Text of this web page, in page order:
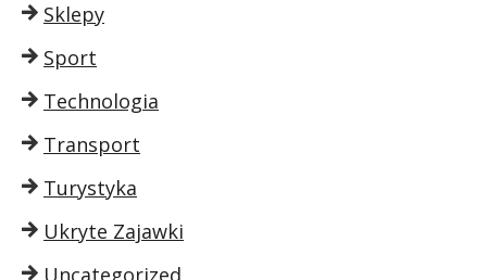
Sklepy
Sport
Technologia
Transport
Turystyka
Ukryte Zajawki
Uncategorized